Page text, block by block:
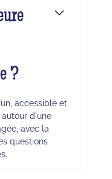
?
accessible et
d'une
avec la
questions